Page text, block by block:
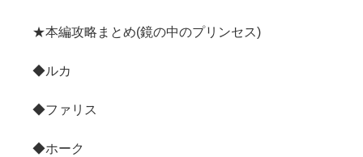
★本編攻略まとめ(鏡の中のプリンセス)
◆ルカ
◆ファリス
◆ホーク